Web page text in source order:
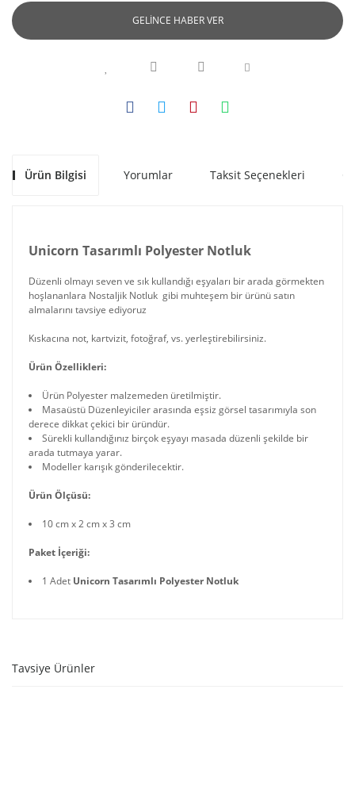
GELİNCE HABER VER
Ürün Bilgisi Yorumlar Taksit Seçenekleri
Unicorn Tasarımlı Polyester Notluk
Düzenli olmayı seven ve sık kullandığı eşyaları bir arada görmekten
hoşlananlara Nostaljik Notluk gibi muhteşem bir ürünü satın
almalarını tavsiye ediyoruz
Kıskacına not, kartvizit, fotoğraf, vs. yerleştirebilirsiniz.
Ürün Özellikleri:
Ürün Polyester malzemeden üretilmiştir.
Masaüstü Düzenleyiciler arasında eşsiz görsel tasarımıyla son
derece dikkat çekici bir üründür.
Sürekli kullandığınız birçok eşyayı masada düzenli şekilde bir
arada tutmaya yarar.
Modeller karışık gönderilecektir.
Ürün Ölçüsü:
10 cm x 2 cm x 3 cm
Paket İçeriği:
1 Adet Unicorn Tasarımlı Polyester Notluk
Tavsiye Ürünler